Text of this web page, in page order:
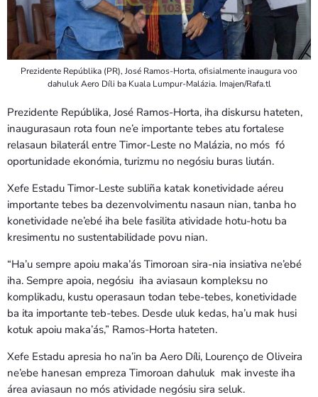
Prezidente Repúblika (PR), José Ramos-Horta, ofisialmente inaugura voo
dahuluk Aero Díli ba Kuala Lumpur-Malázia. Imajen/Rafa.tl
Prezidente Repúblika, José Ramos-Horta, iha diskursu hateten,
inaugurasaun rota foun ne’e importante tebes atu fortalese
relasaun bilaterál entre Timor-Leste no Malázia, no mós fó
oportunidade ekonómia, turizmu no negósiu buras liután.
Xefe Estadu Timor-Leste subliña katak konetividade aéreu
importante tebes ba dezenvolvimentu nasaun nian, tanba ho
konetividade ne’ebé iha bele fasilita atividade hotu-hotu ba
kresimentu no sustentabilidade povu nian.
“Ha’u sempre apoiu maka’ás Timoroan sira-nia insiativa ne’ebé
iha. Sempre apoia, negósiu iha aviasaun kompleksu no
komplikadu, kustu operasaun todan tebe-tebes, konetividade
ba ita importante teb-tebes. Desde uluk kedas, ha’u mak husi
kotuk apoiu maka’ás,” Ramos-Horta hateten.
Xefe Estadu apresia ho na’in ba Aero Díli, Lourenço de Oliveira
ne’ebe hanesan empreza Timoroan dahuluk mak investe iha
área aviasaun no mós atividade negósiu sira seluk.